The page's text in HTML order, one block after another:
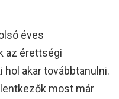
éves
az érettségi
akar továbbtanulni.
most már